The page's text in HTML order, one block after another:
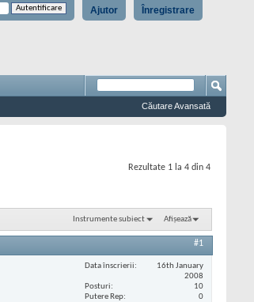
Înregistrare
Ajutor
Căutare Avansată
Rezultate 1 la 4 din 4
Instrumente subiect Afișează
#1
Data înscrierii
16th January
2008
Posturi
10
Putere Rep
0